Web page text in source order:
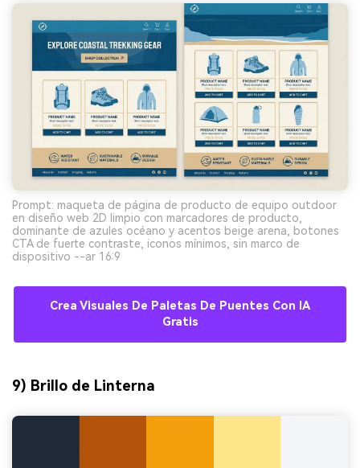
Prompt: maqueta de página de producto de equipo outdoor
en diseño web 2D limpio con marcadores de producto,
dominante de azules océano y acentos beige arena, botones
CTA de fuerte contraste, iconos mínimos, sin marco de
dispositivo --ar 16:9
Crea Visuales De Paletas De Puentes Con IA
Gratis
9) Brillo de Linterna